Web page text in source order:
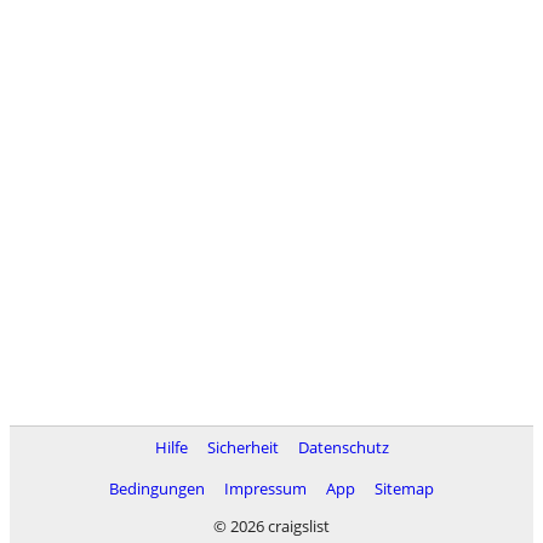
Hilfe Sicherheit
Datenschutz
Bedingungen
Impressum App
Sitemap
© 2026 craigslist